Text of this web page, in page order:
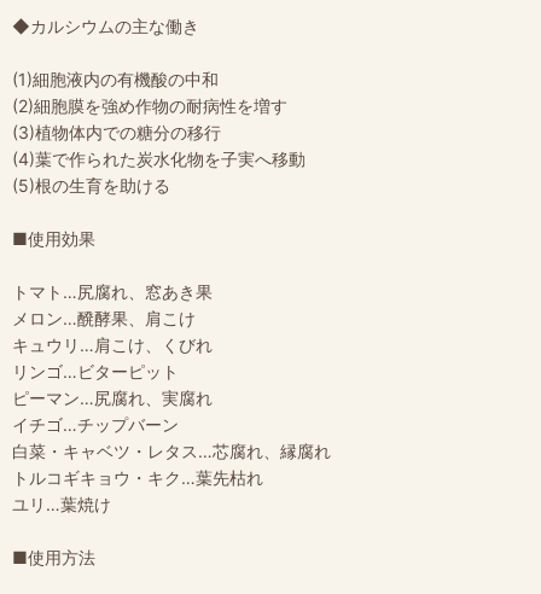
◆カルシウムの主な働き
(1)細胞液内の有機酸の中和
(2)細胞膜を強め作物の耐病性を増す
(3)植物体内での糖分の移行
(4)葉で作られた炭水化物を子実へ移動
(5)根の生育を助ける
■使用効果
トマト…尻腐れ、窓あき果
メロン…醗酵果、肩こけ
キュウリ…肩こけ、くびれ
リンゴ…ビターピット
ピーマン…尻腐れ、実腐れ
イチゴ…チップバーン
白菜・キャベツ・レタス…芯腐れ、縁腐れ
トルコギキョウ・キク…葉先枯れ
ユリ…葉焼け
■使用方法